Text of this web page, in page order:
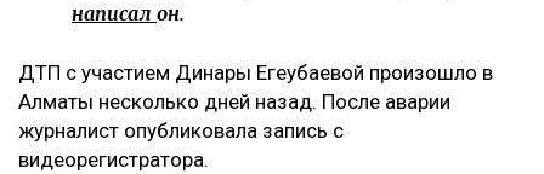
написал он.
ДТП с участием Динары Егеубаевой произошло в
Алматы несколько дней назад. После аварии
журналист опубликовала запись с
видеорегистратора.